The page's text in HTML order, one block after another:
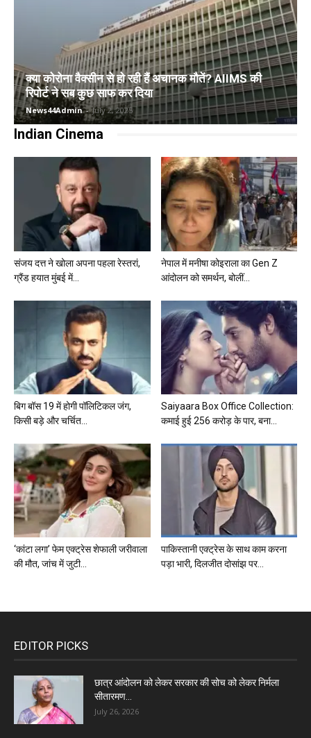
क्या कोरोना वैक्सीन से हो रही हैं अचानक मौतें? AIIMS की
रिपोर्ट ने सब कुछ साफ कर दिया
News44Admin - July 2, 2025
Indian Cinema
संजय दत्त ने खोला अपना पहला रेस्तरां,
ग्रैंड हयात मुंबई में...
नेपाल में मनीषा कोइराला का Gen Z
आंदोलन को समर्थन, बोलीं...
बिग बॉस 19 में होगी पॉलिटिकल जंग,
किसी बड़े और चर्चित...
Saiyaara Box Office Collection:
कमाई हुई 256 करोड़ के पार, बना...
‘कांटा लगा’ फेम एक्ट्रेस शेफाली जरीवाला
की मौत, जांच में जुटी...
पाकिस्तानी एक्ट्रेस के साथ काम करना
पड़ा भारी, दिलजीत दोसांझ पर...
EDITOR PICKS
छात्र आंदोलन को लेकर सरकार की सोच को लेकर निर्मला
सीतारमण...
July 26, 2026